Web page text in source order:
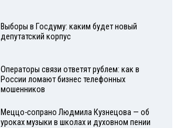
Выборы в Госдуму: каким будет новый
депутатский корпус
Операторы связи ответят рублем: как в
России ломают бизнес телефонных
мошенников
Меццо-сопрано Людмила Кузнецова — об
уроках музыки в школах и духовном пении